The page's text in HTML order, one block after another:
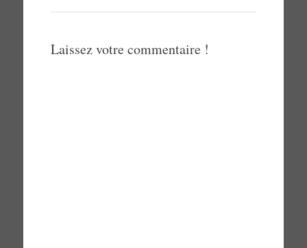
Laissez votre commentaire !